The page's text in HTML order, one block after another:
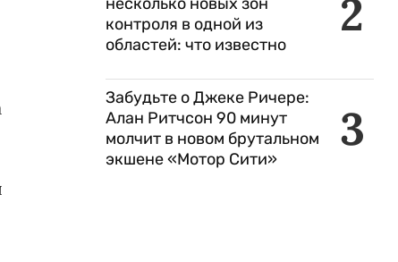
2
контроля в одной из
областей: что известно
3
Забудьте о Джеке Ричере:
Алан Ритчсон 90 минут
молчит в новом брутальном
экшене «Мотор Сити»